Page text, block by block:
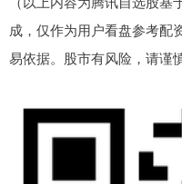
成，仅作为用户看盘参考配
易依据。股市有风险，请谨